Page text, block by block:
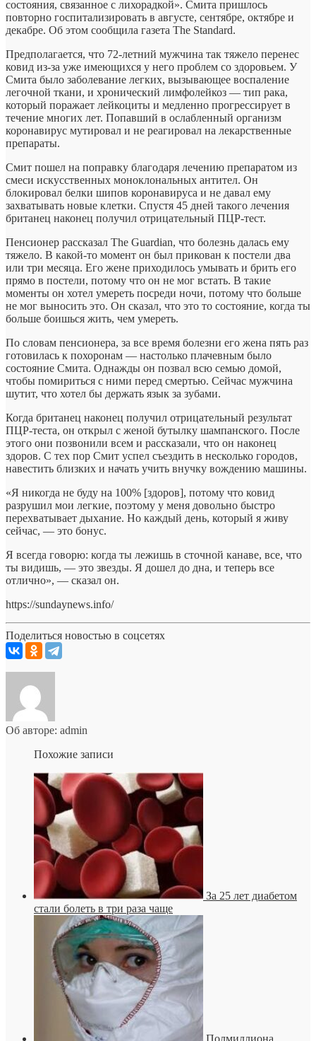
состояния, связанное с лихорадкой». Смита пришлось
повторно госпитализировать в августе, сентябре, октябре и
декабре. Об этом сообщила газета The Standard.
Предполагается, что 72-летний мужчина так тяжело перенес
ковид из-за уже имеющихся у него проблем со здоровьем. У
Смита было заболевание легких, вызывающее воспаление
легочной ткани, и хронический лимфолейкоз — тип рака,
который поражает лейкоциты и медленно прогрессирует в
течение многих лет. Попавший в ослабленный организм
коронавирус мутировал и не реагировал на лекарственные
препараты.
Смит пошел на поправку благодаря лечению препаратом из
смеси искусственных моноклональных антител. Он
блокировал белки шипов коронавируса и не давал ему
захватывать новые клетки. Спустя 45 дней такого лечения
британец наконец получил отрицательный ПЦР-тест.
Пенсионер рассказал The Guardian, что болезнь далась ему
тяжело. В какой-то момент он был прикован к постели два
или три месяца. Его жене приходилось умывать и брить его
прямо в постели, потому что он не мог встать. В такие
моменты он хотел умереть посреди ночи, потому что больше
не мог выносить это. Он сказал, что это то состояние, когда ты
больше боишься жить, чем умереть.
По словам пенсионера, за все время болезни его жена пять раз
готовилась к похоронам — настолько плачевным было
состояние Смита. Однажды он позвал всю семью домой,
чтобы помириться с ними перед смертью. Сейчас мужчина
шутит, что хотел бы держать язык за зубами.
Когда британец наконец получил отрицательный результат
ПЦР-теста, он открыл с женой бутылку шампанского. После
этого они позвонили всем и рассказали, что он наконец
здоров. С тех пор Смит успел съездить в несколько городов,
навестить близких и начать учить внучку вождению машины.
«Я никогда не буду на 100% [здоров], потому что ковид
разрушил мои легкие, поэтому у меня довольно быстро
перехватывает дыхание. Но каждый день, который я живу
сейчас, — это бонус.
Я всегда говорю: когда ты лежишь в сточной канаве, все, что
ты видишь, — это звезды. Я дошел до дна, и теперь все
отлично», — сказал он.
https://sundaynews.info/
Поделиться новостью в соцсетях
Об авторе: admin
Похожие записи
За 25 лет диабетом
стали болеть в три раза чаще
Полмиллиона